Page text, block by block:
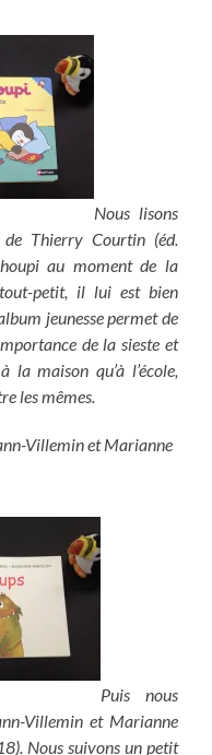
Nous lisons
Thierry Courtin (éd.
au moment de la
petit, il lui est bien
jeunesse permet de
de la sieste et
la maison qu’à l’école,
les mêmes.
Villemin et Marianne
Puis nous
Villemin et Marianne
Nous suivons un petit